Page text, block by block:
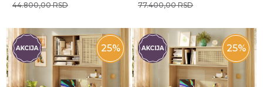
44.800,00RSD 77.400,00RSD
25% 25%